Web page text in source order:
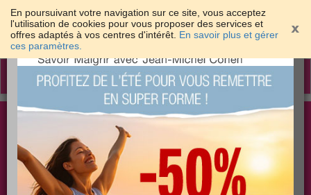
En poursuivant votre navigation sur ce site, vous acceptez
l'utilisation de cookies pour vous proposer des services et
offres adaptés à vos centres d'intérêt. En savoir plus et gérer
ces paramètres.
Toggle
Les meilleures solutions pour maigrir et être bien
dans sa peau
×